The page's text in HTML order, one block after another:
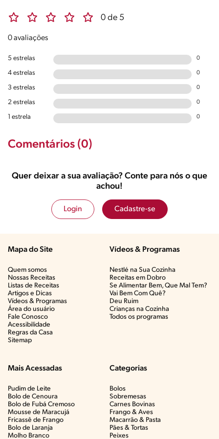
0 de 5
0 avaliações
5 estrelas 0
4 estrelas 0
3 estrelas 0
2 estrelas 0
1 estrela 0
Comentários (0)
Quer deixar a sua avaliação? Conte para nós o que
achou!
Login Cadastre-se
Mapa do Site
Quem somos
Nossas Receitas
Listas de Receitas​
Artigos e Dicas​
Vídeos & Programas​
Área do usuário
Fale Conosco
Acessibilidade
Regras da Casa
Sitemap
Vídeos & Programas​
Nestlé na Sua Cozinha
Receitas em Dobro
Se Alimentar Bem, Que Mal Tem?​
Vai Bem Com Quê?​
Deu Ruim​
Crianças na Cozinha​
Todos os programas
Mais Acessadas
Pudim de Leite
Bolo de Cenoura
Bolo de Fubá Cremoso
Mousse de Maracujá
Fricassê de Frango
Bolo de Laranja
Molho Branco
Categorias
Bolos
Sobremesas
Carnes Bovinas​
Frango & Aves​
Macarrão & Pasta​
Pães & Tortas​
Peixes